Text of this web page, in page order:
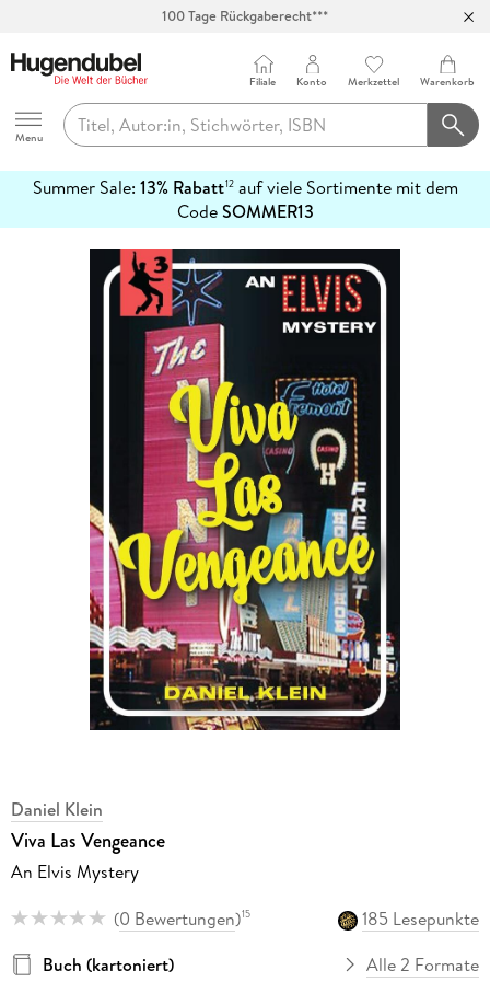
100 Tage Rückgaberecht***
Hugendubel
Menu
Filiale Konto Merkzettel Warenkorb
Summer Sale: 13% Rabatt12auf viele Sortimente mit dem
CodeSOMMER13
erfahren
Daniel Klein
Viva Las Vengeance
An Elvis Mystery
(0 Bewertungen)15
185 Lesepunkte
Buch (kartoniert)
Alle 2 Formate